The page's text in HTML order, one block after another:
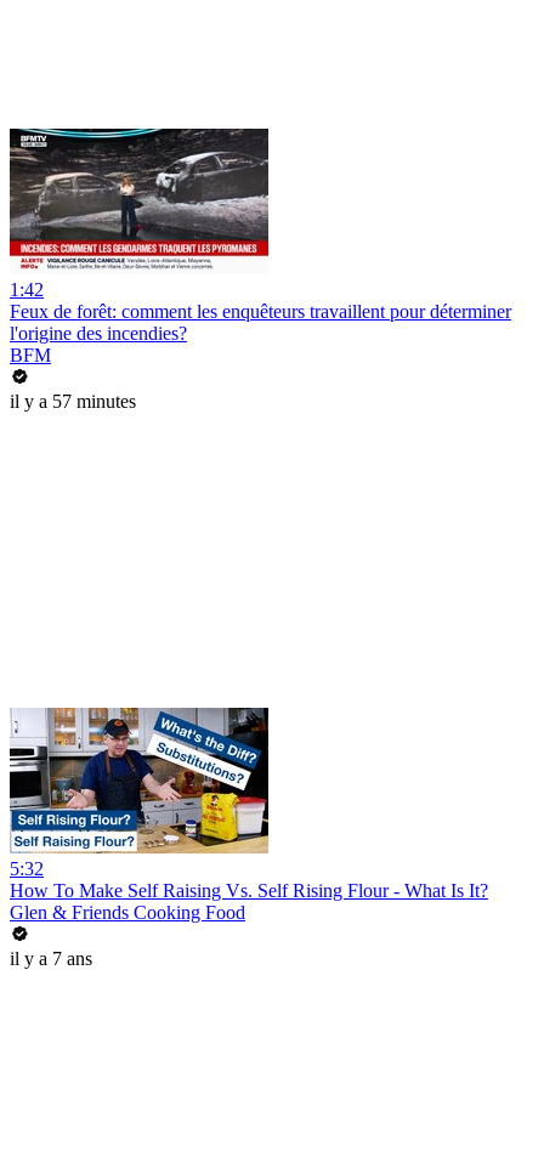
1:42
Feux de forêt: comment les enquêteurs travaillent pour déterminer
l'origine des incendies?
BFM
il y a 57 minutes
5:32
How To Make Self Raising Vs. Self Rising Flour - What Is It?
Glen & Friends Cooking Food
il y a 7 ans